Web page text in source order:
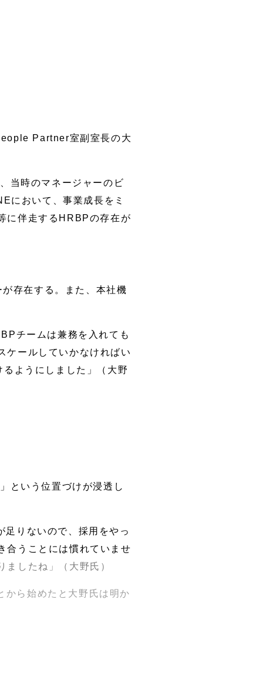
Partner室副室長の大
当時のマネージャーのビ
において、事業成長をミ
に伴走するHRBPの存在が
存在する。また、本社機
チームは兼務を入れても
ケールしていかなければい
ようにしました」（大野
という位置づけが浸透し
りないので、採用をやっ
合うことには慣れていませ
したね」（大野氏）
から始めたと大野氏は明か